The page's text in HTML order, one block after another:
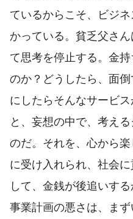
ているからこそ、ビジ
かっている。貧乏父さ
て思考を停止する。金
のか？どうしたら、面
にしたらそんなサービ
と、妄想の中で、考え
のだ。それを、心から
に受け入れられ、社会
して、金銭が後追いする
事業計画の悪さは、ま